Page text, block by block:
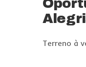
Terreno à